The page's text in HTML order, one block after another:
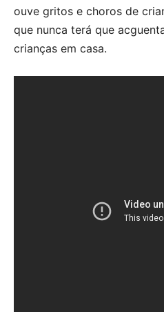
ouve gritos e choros de
que nunca terá que
crianças em casa.